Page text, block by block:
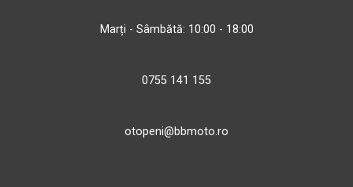
Marți - Sâmbătă: 10:00 - 18:00
0755 141 155
otopeni@bbmoto.ro